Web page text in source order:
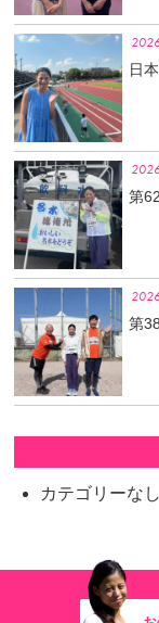
日
第
第
カテゴリーなし